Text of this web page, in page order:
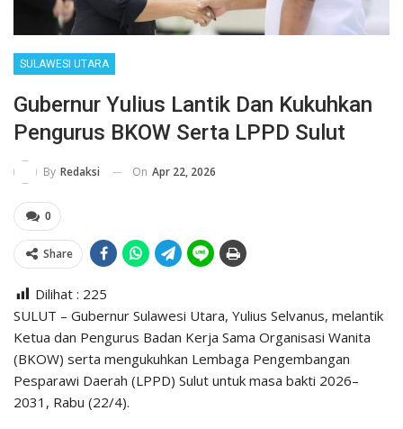
SULAWESI UTARA
Gubernur Yulius Lantik Dan Kukuhkan
Pengurus BKOW Serta LPPD Sulut
By Redaksi On Apr 22, 2026
0
Share
Dilihat : 225
SULUT – Gubernur Sulawesi Utara, Yulius Selvanus, melantik
Ketua dan Pengurus Badan Kerja Sama Organisasi Wanita
(BKOW) serta mengukuhkan Lembaga Pengembangan
Pesparawi Daerah (LPPD) Sulut untuk masa bakti 2026–
2031, Rabu (22/4).